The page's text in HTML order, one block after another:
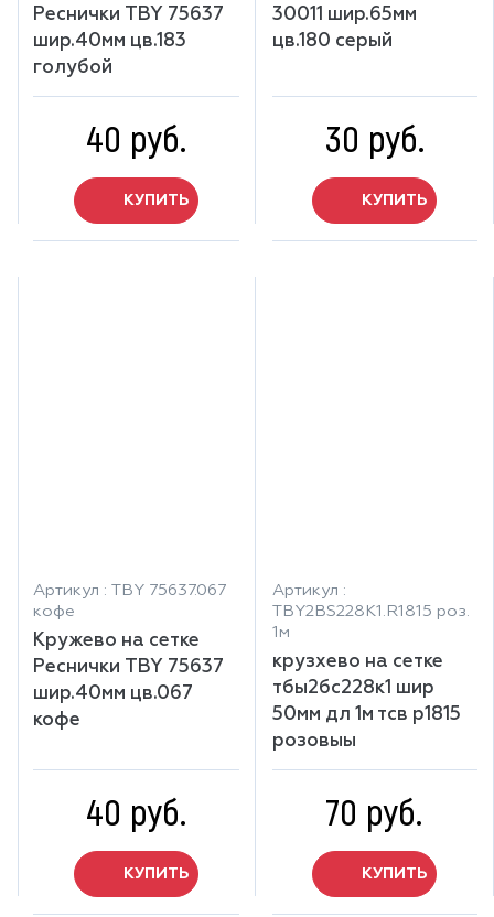
Реснички TBY 75637
шир.40мм цв.183
голубой
40 руб.
КУПИТЬ
30011 шир.65мм
цв.180 серый
30 руб.
КУПИТЬ
Артикул : TBY 75637.067
кофе
Кружево на сетке
Реснички TBY 75637
шир.40мм цв.067
кофе
40 руб.
КУПИТЬ
Артикул :
TBY2BS228K1.R1815 роз.
1м
крузхево на сетке
тбы2бс228к1 шир
50мм дл 1м тсв р1815
розовыы
70 руб.
КУПИТЬ